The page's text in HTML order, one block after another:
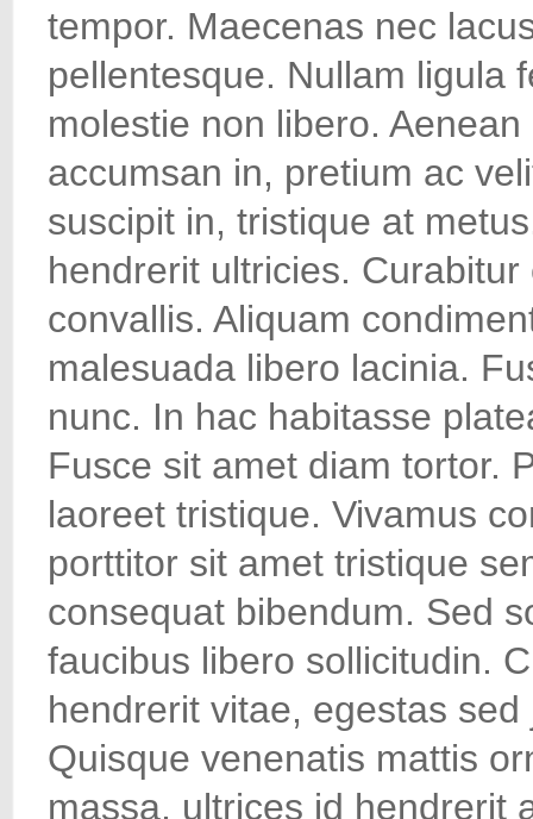
tempor. Maecenas nec
pellentesque. Nullam ligula
molestie non libero.
accumsan in, pretium ac
suscipit in, tristique at
hendrerit ultricies.
convallis. Aliquam
malesuada libero lacinia.
nunc. In hac habitasse
Fusce sit amet diam tortor.
laoreet tristique. Vivamus
porttitor sit amet tristique
consequat bibendum. Sed
faucibus libero sollicitudin.
hendrerit vitae, egestas
Quisque venenatis mattis
massa, ultrices id hendrerit